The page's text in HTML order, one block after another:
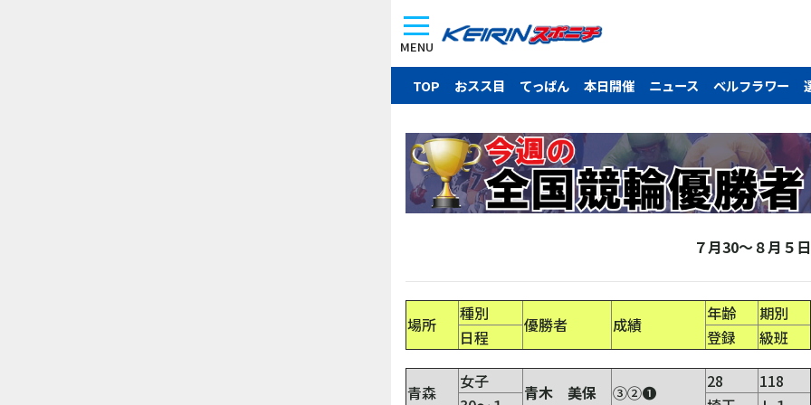
MENU
TOP おスス目 てっぱん 本日開催 ニュース ベルフラワー
７月30～８月５日
場所
種別
優勝者 成績
年齢
期別
日程
登録 級班
青森
女子
青木 美保 ③②❶
28
118